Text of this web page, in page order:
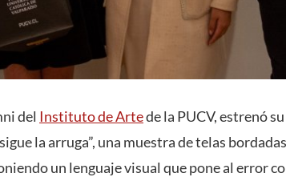
del Instituto de Artede la PUCV, estrenó
la arruga”, una muestra de telas
un lenguaje visual que pone al error